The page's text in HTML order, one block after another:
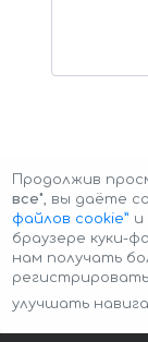
Авторские
Продолжив
все", вы даёте
файлов cookie” и
браузере куки-
нам получать
улучшать